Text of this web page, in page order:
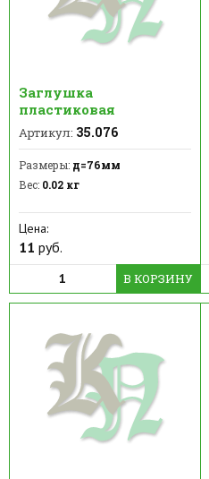
Заглушка
пластиковая
Артикул: 35.076
Размеры: д=76мм
Вес: 0.02 кг
Цена:
11 руб.
В КОРЗИНУ